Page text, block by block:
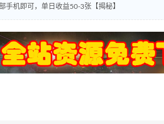
手机即可，单日收益50-3张【揭秘】